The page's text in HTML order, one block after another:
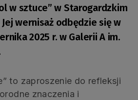
w sztuce” w Starogardzkim
wernisaż odbędzie się w
2025 r. w Galerii A im.
to zaproszenie do refleksji
znaczenia i